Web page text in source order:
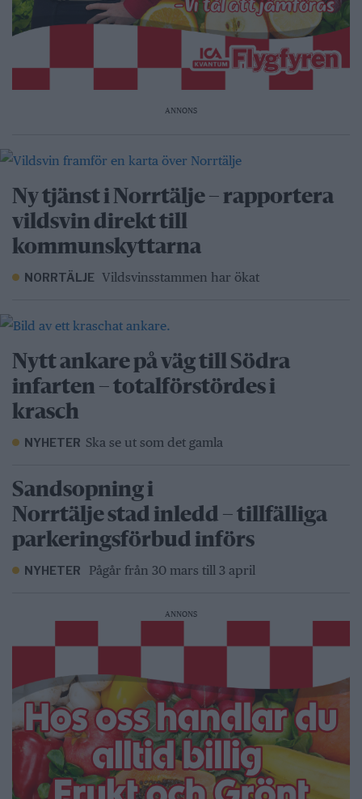
ANNONS
Ny tjänst i Norrtälje – rapportera
vildsvin direkt till
kommunskyttarna
NORRTÄLJE Vildsvinsstammen har ökat
Nytt ankare på väg till Södra
infarten – totalförstördes i
krasch
NYHETER Ska se ut som det gamla
Sandsopning i
Norrtälje stad inledd – tillfälliga
parkeringsförbud införs
NYHETER Pågår från 30 mars till 3 april
ANNONS